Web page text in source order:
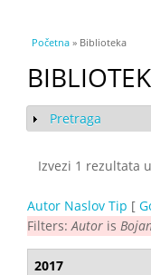
You are here
Početna » Biblioteka
Show
Pretraga
Izvezi 1 rezultata
Autor Naslov Tip [
Filters: Autor is
2017